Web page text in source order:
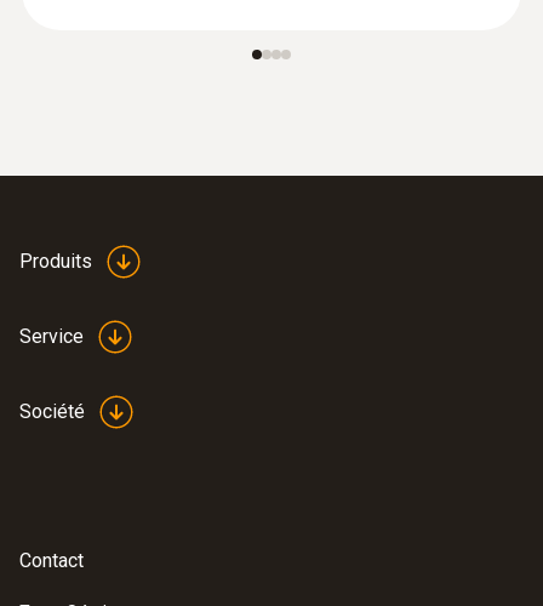
Produits
Service
Société
Contact